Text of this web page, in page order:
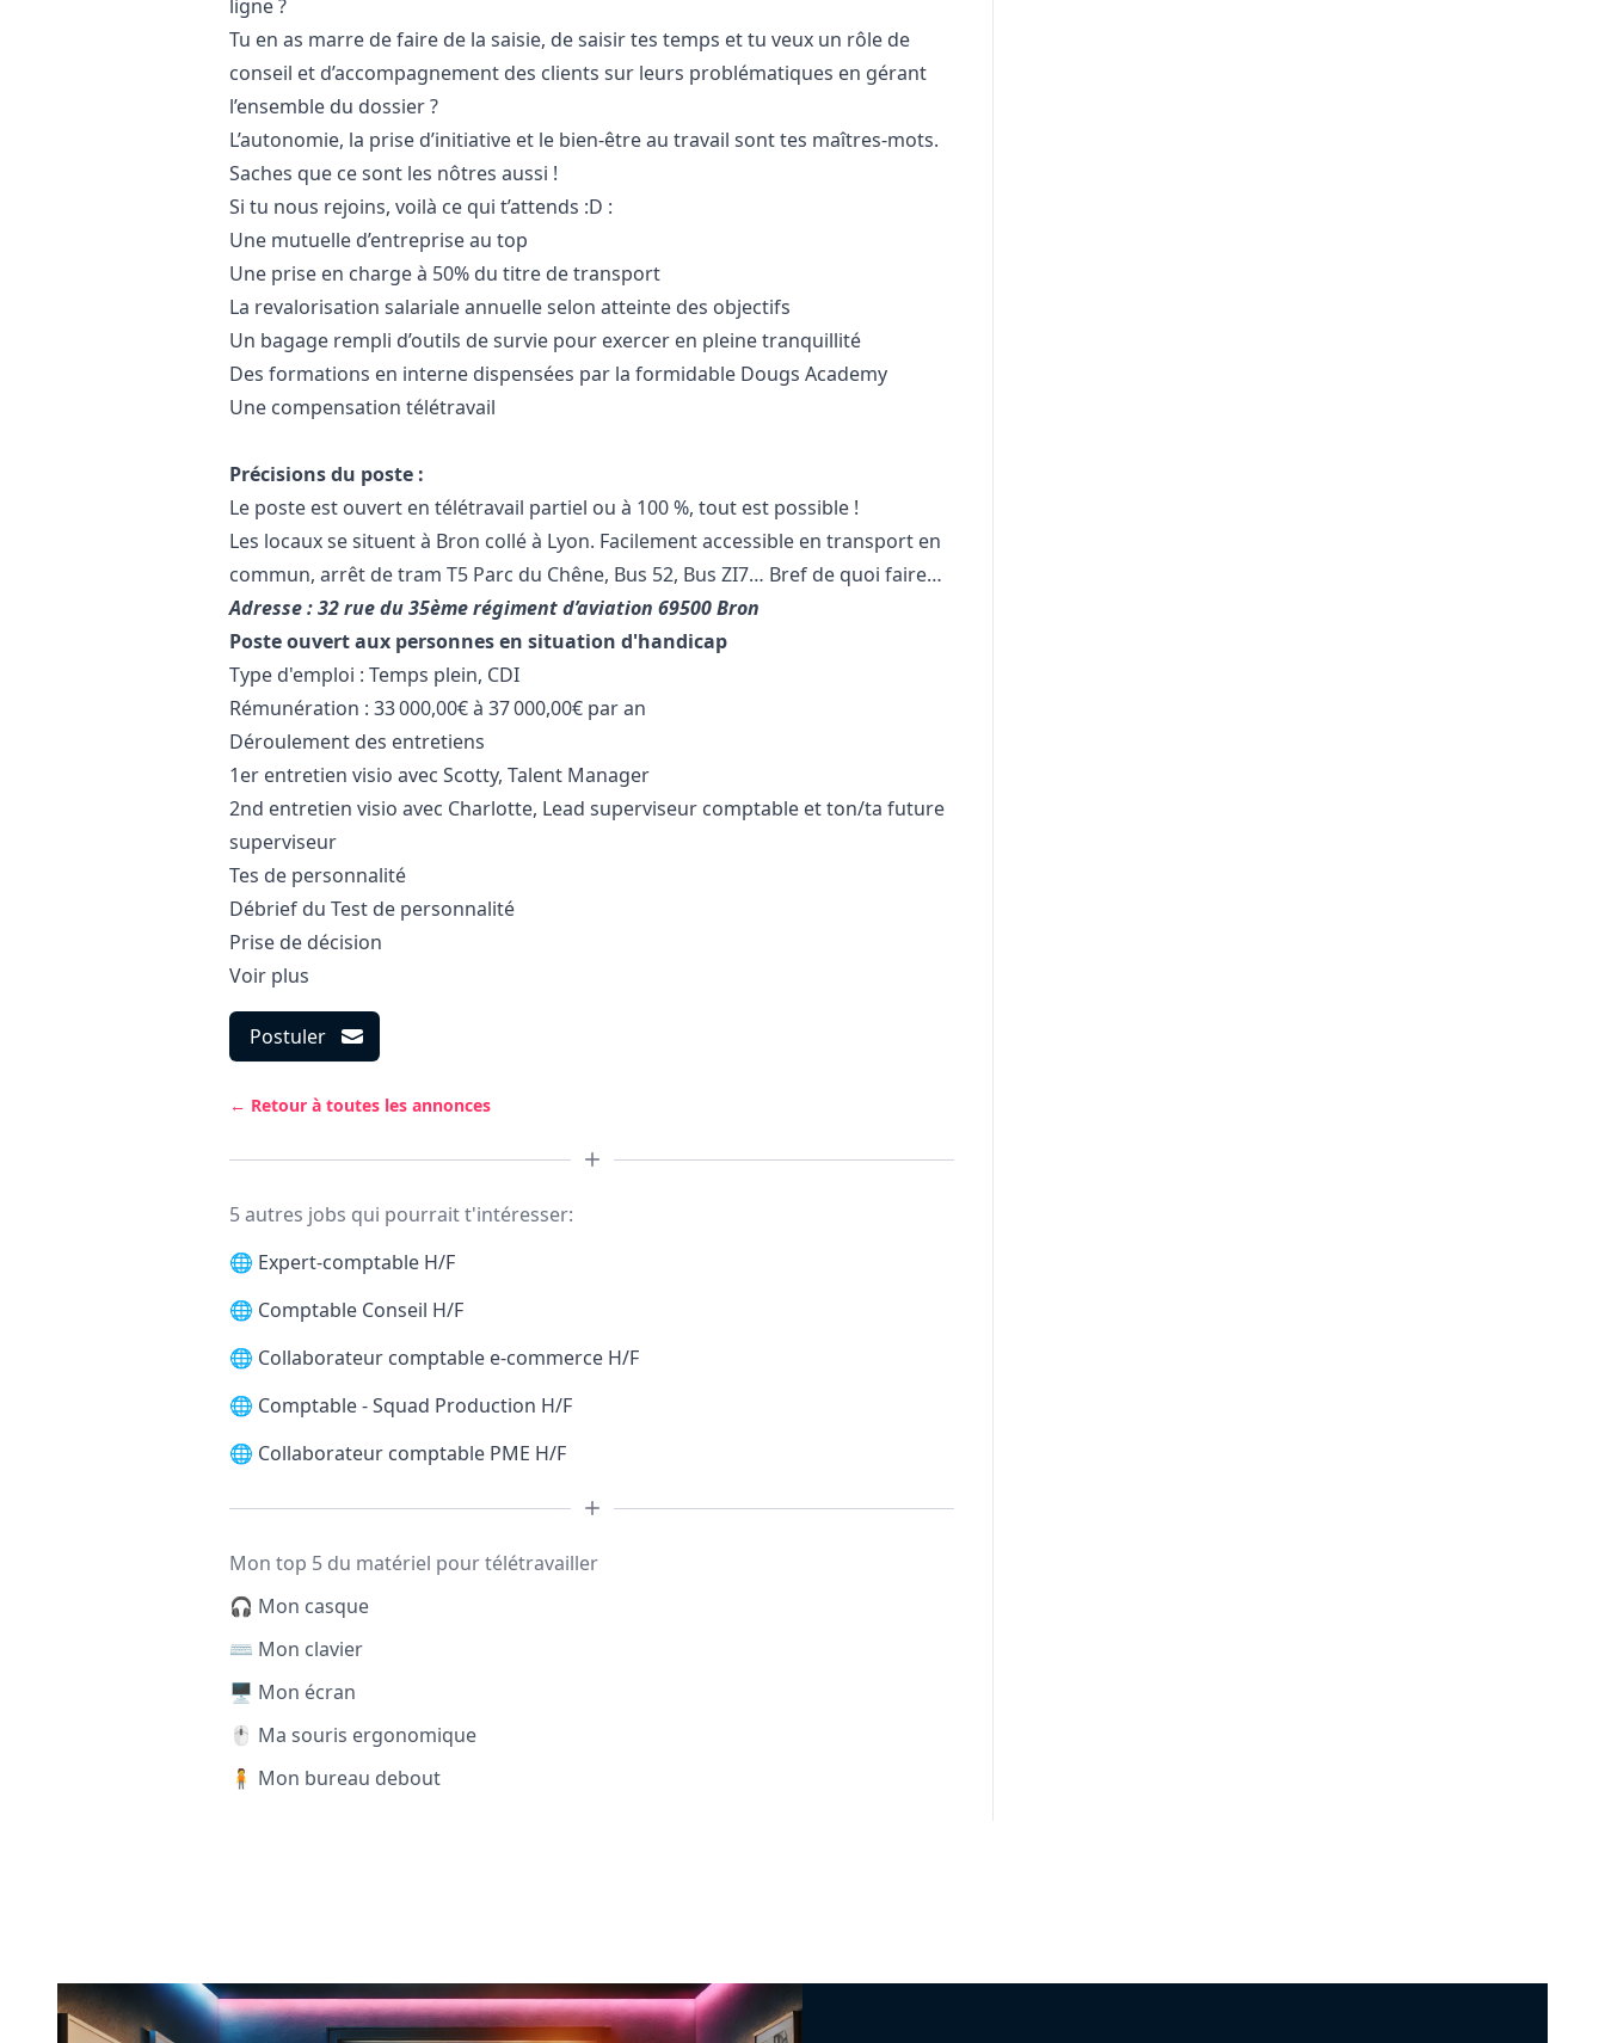
ligne ?
Tu en as marre de faire de la saisie, de saisir tes temps et tu veux un rôle de
conseil et d’accompagnement des clients sur leurs problématiques en gérant
l’ensemble du dossier ?
L’autonomie, la prise d’initiative et le bien-être au travail sont tes maîtres-mots.
Saches que ce sont les nôtres aussi !
Si tu nous rejoins, voilà ce qui t’attends :D :
Une mutuelle d’entreprise au top
Une prise en charge à 50% du titre de transport
La revalorisation salariale annuelle selon atteinte des objectifs
Un bagage rempli d’outils de survie pour exercer en pleine tranquillité
Des formations en interne dispensées par la formidable Dougs Academy
Une compensation télétravail
Précisions du poste :
Le poste est ouvert en télétravail partiel ou à 100 %, tout est possible !
Les locaux se situent à Bron collé à Lyon. Facilement accessible en transport en
commun, arrêt de tram T5 Parc du Chêne, Bus 52, Bus ZI7… Bref de quoi faire…
Adresse : 32 rue du 35ème régiment d’aviation 69500 Bron
Poste ouvert aux personnes en situation d'handicap
Type d'emploi : Temps plein, CDI
Rémunération : 33 000,00€ à 37 000,00€ par an
Déroulement des entretiens
1er entretien visio avec Scotty, Talent Manager
2nd entretien visio avec Charlotte, Lead superviseur comptable et ton/ta future
superviseur
Tes de personnalité
Débrief du Test de personnalité
Prise de décision
Voir plus
Postuler
← Retour à toutes les annonces
5 autres jobs qui pourrait t'intéresser:
🌐 Expert-comptable H/F
🌐 Comptable Conseil H/F
🌐 Collaborateur comptable e-commerce H/F
🌐 Comptable - Squad Production H/F
🌐 Collaborateur comptable PME H/F
Mon top 5 du matériel pour télétravailler
🎧 Mon casque
⌨️ Mon clavier
🖥️ Mon écran
🖱️ Ma souris ergonomique
🧍 Mon bureau debout